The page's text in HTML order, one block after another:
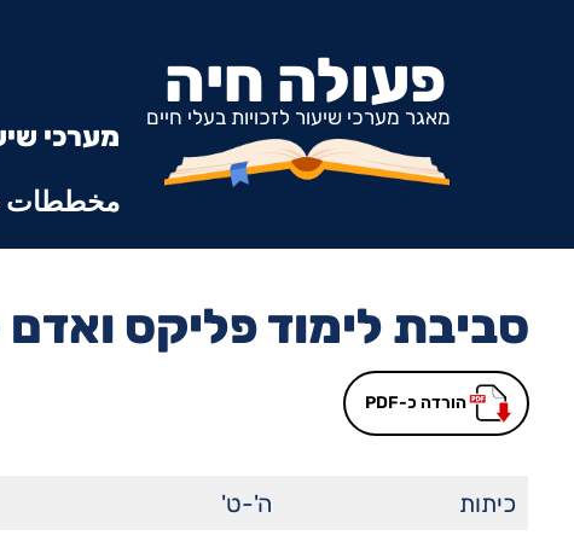
פעולה חיה
מאגר מערכי שיעור לזכויות בעלי חיים
מערכי
مخططات
סביבת לימוד פליקס ואדם
הורדה כ-PDF
כיתות
ה'-ט'